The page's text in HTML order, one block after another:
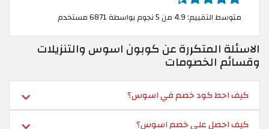
متوسط التقييم: 4.9 من 5 نجوم بواسطة 6871 مستخدم
الاسئلة المتكررة عن كوبون اسوس والتنزيلات
وقسائم الخصومات
كيف احط كود خصم في اسوس؟
كيف احصل على خصم اسوس؟